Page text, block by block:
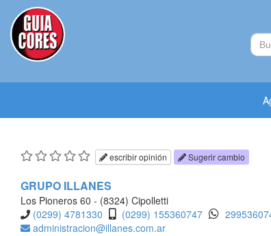
escribir opinión Sugerir cambio
GRUPO ILLANES
Los Pioneros 60 - (8324) Cipolletti
(0299) 4781330
(0299) 155360747
administracion@illanes.com.ar